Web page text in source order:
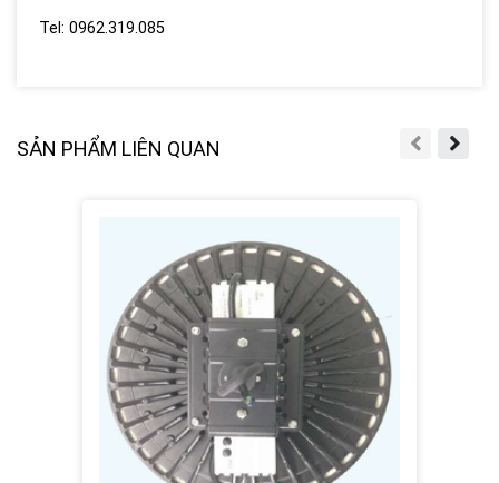
Tel: 0962.319.085
SẢN PHẨM LIÊN QUAN